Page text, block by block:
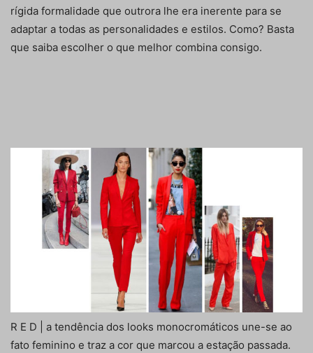
rígida formalidade que outrora lhe era inerente para se
adaptar a todas as personalidades e estilos. Como? Basta
que saiba escolher o que melhor combina consigo.
R E D | a tendência dos looks monocromáticos une-se ao
fato feminino e traz a cor que marcou a estação passada.